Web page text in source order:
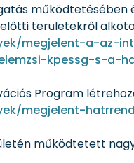
területekről
megjelent-a-
kpessg-s-
Program
megjelent-
működtetett